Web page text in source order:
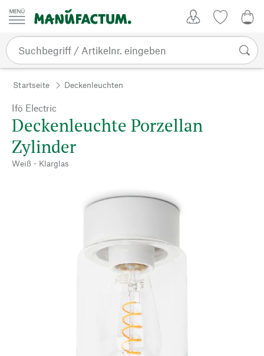
Zum Inhalt springen
Startseite Deckenleuchten
Ifö Electric
Deckenleuchte Porzellan
Zylinder
Weiß - Klarglas